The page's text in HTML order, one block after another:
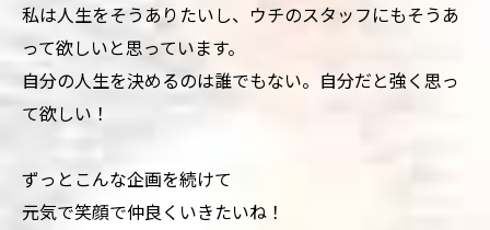
私は人生をそうありたいし、ウチのスタッフにもそうあ
って欲しいと思っています。
自分の人生を決めるのは誰でもない。自分だと強く思っ
て欲しい！
ずっとこんな企画を続けて
元気で笑顔で仲良くいきたいね！